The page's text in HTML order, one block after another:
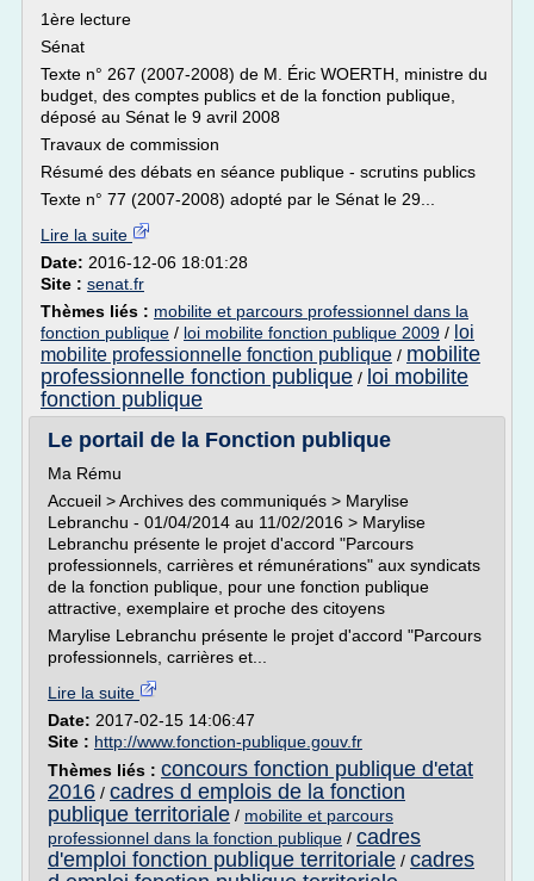
1ère lecture
Sénat
Texte n° 267 (2007-2008) de M. Éric WOERTH, ministre du
budget, des comptes publics et de la fonction publique,
déposé au Sénat le 9 avril 2008
Travaux de commission
Résumé des débats en séance publique - scrutins publics
Texte n° 77 (2007-2008) adopté par le Sénat le 29...
Lire la suite
Date: 2016-12-06 18:01:28
Site : senat.fr
Thèmes liés : mobilite et parcours professionnel dans la
fonction publique / loi mobilite fonction publique 2009 / loi
mobilite professionnelle fonction publique / mobilite
professionnelle fonction publique / loi mobilite
fonction publique
Le portail de la Fonction publique
Ma Rému
Accueil > Archives des communiqués > Marylise
Lebranchu - 01/04/2014 au 11/02/2016 > Marylise
Lebranchu présente le projet d'accord "Parcours
professionnels, carrières et rémunérations" aux syndicats
de la fonction publique, pour une fonction publique
attractive, exemplaire et proche des citoyens
Marylise Lebranchu présente le projet d'accord "Parcours
professionnels, carrières et...
Lire la suite
Date: 2017-02-15 14:06:47
Site : http://www.fonction-publique.gouv.fr
Thèmes liés : concours fonction publique d'etat
2016 / cadres d emplois de la fonction
publique territoriale / mobilite et parcours
professionnel dans la fonction publique / cadres
d'emploi fonction publique territoriale / cadres